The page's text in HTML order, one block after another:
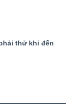
thử khi đến